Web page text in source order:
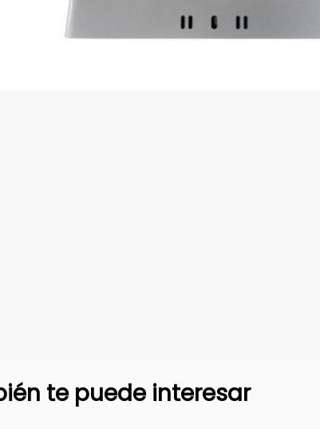
te puede interesar